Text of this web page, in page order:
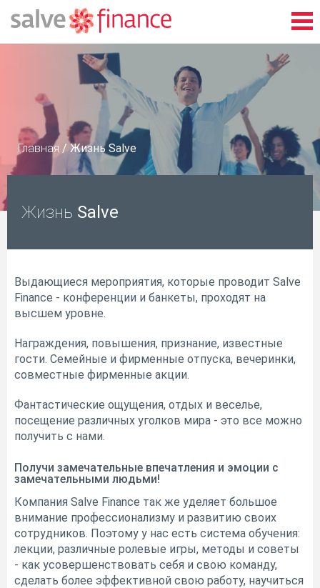
Главная /Жизнь Salve
Жизнь Salve
Выдающиеся мероприятия, которые проводит Salve
Finance - конференции и банкеты, проходят на
высшем уровне.
Награждения, повышения, признание, известные
гости. Семейные и фирменные отпуска, вечеринки,
совместные фирменные акции.
Фантастические ощущения, отдых и веселье,
посещение различных уголков мира - это все можно
получить с нами.
Получи замечательные впечатления и эмоции с
замечательными людьми!
Компания Salve Finance так же уделяет большое
внимание профессионализму и развитию своих
сотрудников. Поэтому у нас есть система обучения:
лекции, различные ролевые игры, методы и советы
- как усовершенствовать себя и свою команду,
сделать более эффективной свою работу, научиться